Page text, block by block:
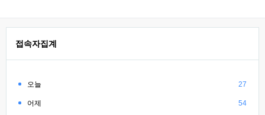
접속자집계
오늘 27
어제 54